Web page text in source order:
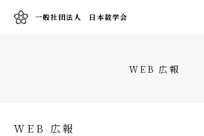
一般社団法人 日本数学会
WEB 広報
WEB 広報